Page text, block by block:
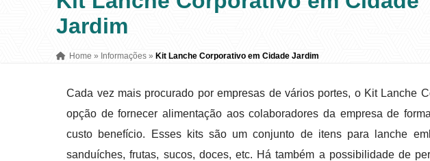
Jardim
Home » Informações » Kit Lanche Corporativo em Cidade Jardim
Cada vez mais procurado por empresas de vários portes, o Kit Lanche
opção de fornecer alimentação aos colaboradores da empresa de
custo benefício. Esses kits são um conjunto de itens para lanche
sanduíches, frutas, sucos, doces, etc. Há também a possibilidade de